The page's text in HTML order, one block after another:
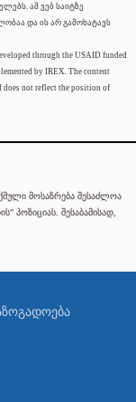
ამ ვებ საიტზე
და ის არ გამოხატავს
through the USAID funded
by IREX. The content
not reflect the position of
მოსაზრება შესაძლოა
პოზიციას. შესაბამისად,